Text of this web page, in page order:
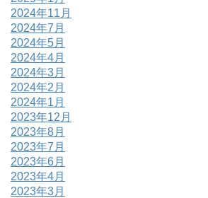
2024年11月
2024年7月
2024年5月
2024年4月
2024年3月
2024年2月
2024年1月
2023年12月
2023年8月
2023年7月
2023年6月
2023年4月
2023年3月